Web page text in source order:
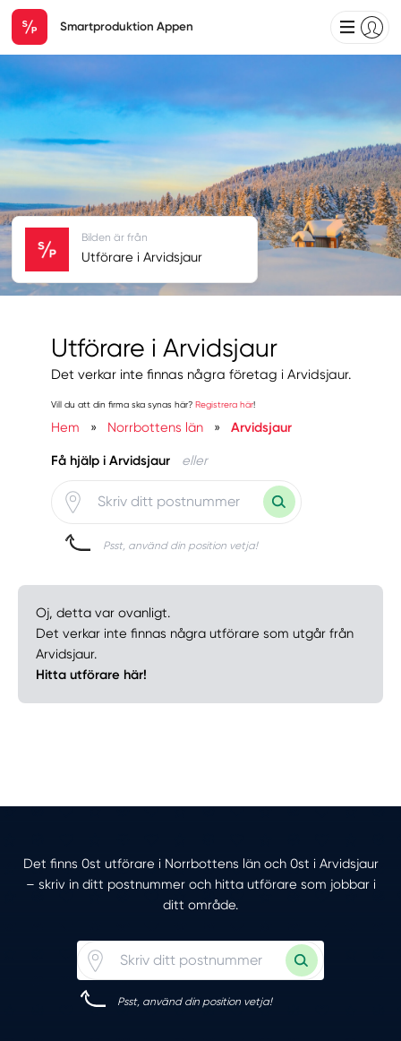
Smartproduktion Appen
Utförare i Arvidsjaur
Det verkar inte finnas några företag i Arvidsjaur.
Vill du att din firma ska synas här? Registrera här!
Hem » Norrbottens län » Arvidsjaur
Få hjälp i Arvidsjaur eller
Psst, använd din position vetja!
Bilden är från
Utförare i Arvidsjaur
Oj, detta var ovanligt.
Det verkar inte finnas några utförare som utgår från
Arvidsjaur.
Hitta utförare här!
Det finns 0st utförare i Norrbottens län och 0st i Arvidsjaur
– skriv in ditt postnummer och hitta utförare som jobbar i
ditt område.
Psst, använd din position vetja!